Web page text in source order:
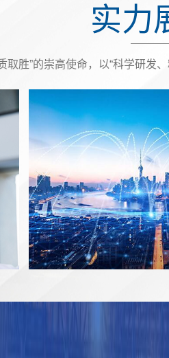
实力
取胜”的崇高使命，以“科学研发